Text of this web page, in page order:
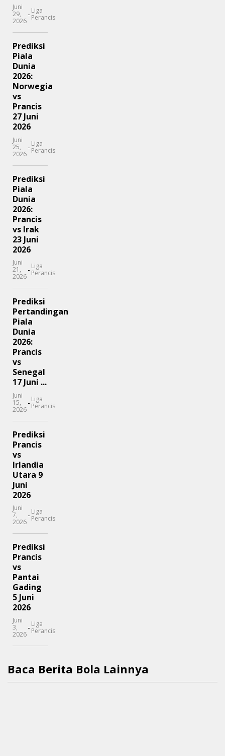
Juni
29,
2026
- Liga
Perancis
Prediksi
Piala
Dunia
2026:
Norwegia
vs
Prancis
27 Juni
2026
Juni
25,
2026
- Liga
Perancis
Prediksi
Piala
Dunia
2026:
Prancis
vs Irak
23 Juni
2026
Juni
21,
2026
- Liga
Perancis
Prediksi
Pertandingan
Piala
Dunia
2026:
Prancis
vs
Senegal
17 Juni ...
Juni
15,
2026
- Liga
Perancis
Prediksi
Prancis
vs
Irlandia
Utara 9
Juni
2026
Juni
7,
2026
- Liga
Perancis
Prediksi
Prancis
vs
Pantai
Gading
5 Juni
2026
Juni
3,
2026
- Liga
Perancis
Baca Berita Bola Lainnya